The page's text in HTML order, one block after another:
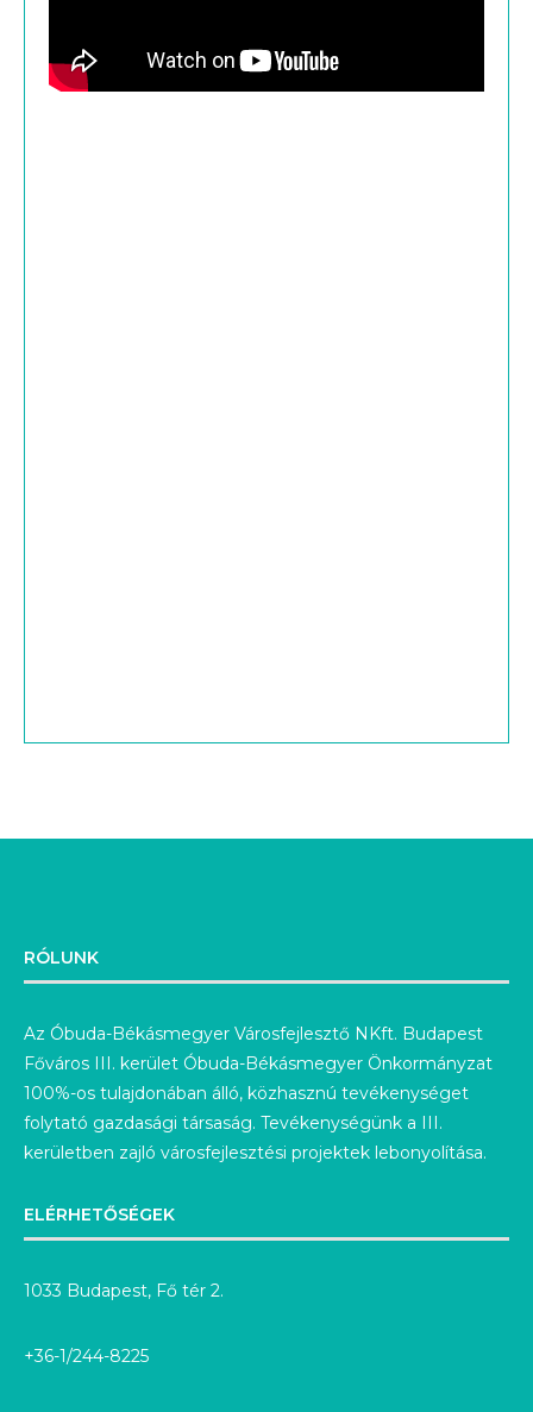
RÓLUNK
Az Óbuda-Békásmegyer Városfejlesztő NKft. Budapest
Főváros III. kerület Óbuda-Békásmegyer Önkormányzat
100%-os tulajdonában álló, közhasznú tevékenységet
folytató gazdasági társaság. Tevékenységünk a III.
kerületben zajló városfejlesztési projektek lebonyolítása.
ELÉRHETŐSÉGEK
1033 Budapest, Fő tér 2.
+36-1/244-8225